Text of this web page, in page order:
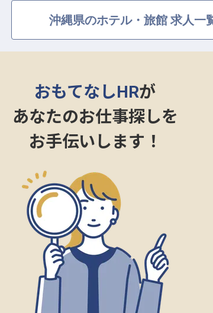
沖縄県のホテル・旅館 求人一
おもてなしHRが
あなたのお仕事探しを
お手伝いします！